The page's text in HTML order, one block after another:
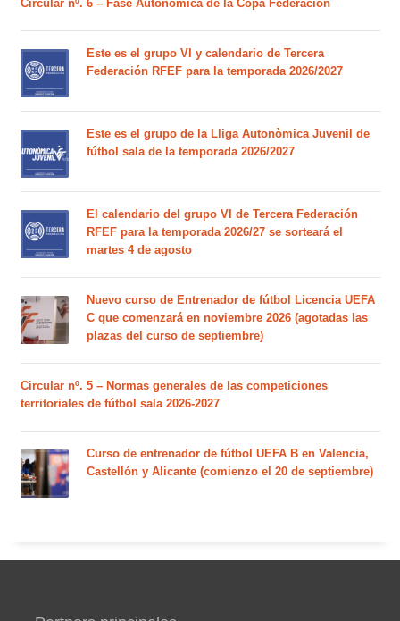
Circular nº. 6 – Fase Autonómica de la Copa Federación
Este es el grupo VI y calendario de Tercera
Federación RFEF para la temporada 2026/2027
Este es el grupo de la Lliga Autonòmica Juvenil de
fútbol sala de la temporada 2026/2027
El calendario del grupo VI de Tercera Federación
RFEF para la temporada 2026/27 se sorteará el
martes 4 de agosto
Nuevo curso de Entrenador de fútbol Licencia UEFA
C que comenzará en noviembre 2026 (agotadas las
plazas del curso de septiembre)
Circular nº. 5 – Normas generales de las competiciones
territoriales de fútbol sala 2026-2027
Curso de entrenador de fútbol UEFA B en Valencia,
Castellón y Alicante (comienzo el 20 de septiembre)